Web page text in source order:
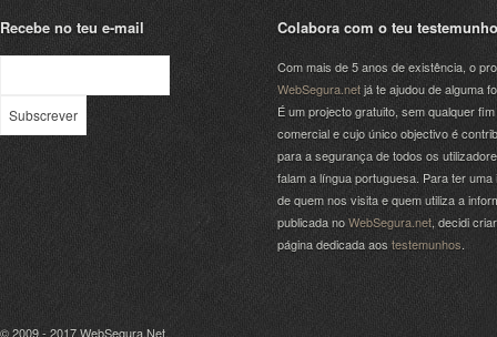
Recebe no teu e-mail Colabora com o teu testemunho
Com mais de 5 anos de existência, o
WebSegura.netjá te ajudou de alguma
É um projecto gratuito, sem qualquer fim
comercial e cujo único objectivo é
para a segurança de todos os
falam a língua portuguesa. Para ter uma
de quem nos visita e quem utiliza a
publicada noWebSegura.net , decidi
página dedicada aos testemunhos
© 2009 - 2017WebSegura.Net.